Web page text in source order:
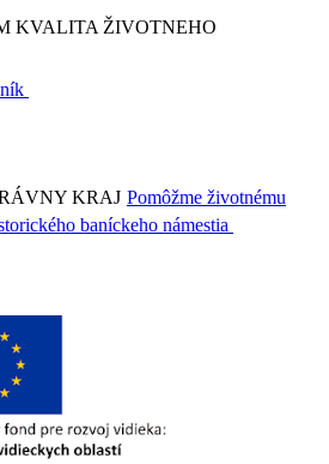
KVALITA ŽIVOTNEHO
Pomôžme životnému
baníckeho námestia